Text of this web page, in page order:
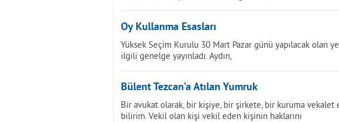
Oy Kullanma Esasları
Yüksek Seçim Kurulu 30 Mart Pazar günü yapılacak olan
ilgili genelge yayınladı. Aydın,
Bülent Tezcan’a Atılan Yumruk
Bir avukat olarak, bir kişiye, bir şirkete, bir kuruma
bilirim. Vekil olan kişi vekil eden kişinin haklarını